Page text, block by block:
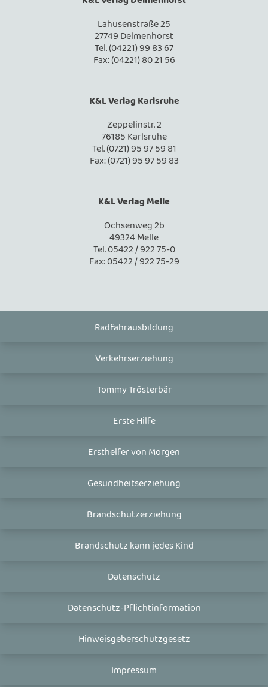
Lahusenstraße 25
27749 Delmenhorst
Tel. (04221) 99 83 67
Fax: (04221) 80 21 56
K&L Verlag Karlsruhe
Zeppelinstr. 2
76185 Karlsruhe
Tel. (0721) 95 97 59 81
Fax: (0721) 95 97 59 83
K&L Verlag Melle
Ochsenweg 2b
49324 Melle
Tel. 05422 / 922 75-0
Fax: 05422 / 922 75-29
Radfahrausbildung
Verkehrserziehung
Tommy Trösterbär
Erste Hilfe
Ersthelfer von Morgen
Gesundheitserziehung
Brandschutzerziehung
Brandschutz kann jedes Kind
Datenschutz
Datenschutz-Pflichtinformation
Hinweisgeberschutzgesetz
Impressum